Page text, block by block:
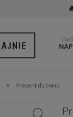
» Prezent do domu